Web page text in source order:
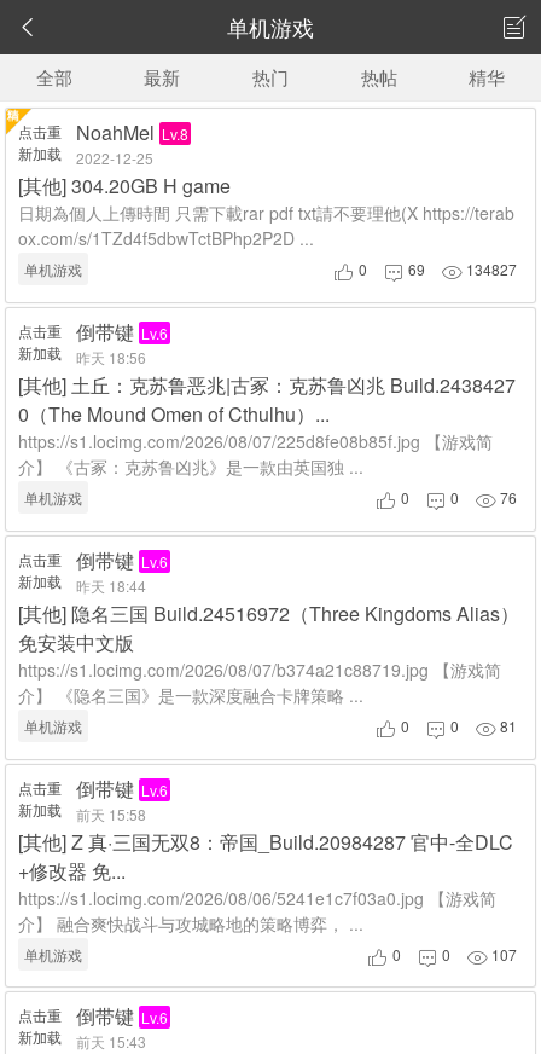
 单机游戏

全部
最新 热门 热帖 精华
点击重
新加载
NoahMel Lv.8
2022-12-25
[其他]304.20GB H game
日期為個人上傳時間 只需下載rar pdf txt請不要理他(X https://terab
ox.com/s/1TZd4f5dbwTctBPhp2P2D ...
单机游戏  0  69  134827
点击重
新加载
倒带键 Lv.6
昨天 18:56
[其他]土丘：克苏鲁恶兆|古冢：克苏鲁凶兆 Build.2438427
0（The Mound Omen of Cthulhu）...
https://s1.locimg.com/2026/08/07/225d8fe08b85f.jpg 【游戏简
介】 《古冢：克苏鲁凶兆》是一款由英国独 ...
单机游戏  0  0 76
点击重
新加载
倒带键 Lv.6
昨天 18:44
[其他] 隐名三国 Build.24516972（Three Kingdoms Alias）
免安装中文版
https://s1.locimg.com/2026/08/07/b374a21c88719.jpg 【游戏简
介】 《隐名三国》是一款深度融合卡牌策略 ...
单机游戏  0  0 81
点击重
新加载
倒带键 Lv.6
前天 15:58
[其他]Z 真·三国无双8：帝国_Build.20984287 官中-全DLC
+修改器 免...
https://s1.locimg.com/2026/08/06/5241e1c7f03a0.jpg 【游戏简
介】 融合爽快战斗与攻城略地的策略博弈， ...
单机游戏  0  0  107
点击重
新加载
倒带键 Lv.6
前天 15:43